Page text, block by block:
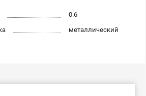
0.6
металлический